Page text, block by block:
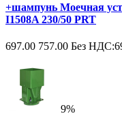
+шампунь Моечная
I1508A 230/50 PRT
697.00 757.00 Без
9%